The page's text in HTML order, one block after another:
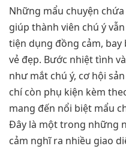
Những mẩu chuyện
giúp thành viên chú ý
tiện dụng đồng cảm,
vẻ đẹp. Bước nhiệt tình
như mắt chú ý, cơ hội
chí còn phụ kiện kèm
mang đến nổi biệt mẩu
Đây là một trong những
cảm nghĩ ra nhiều giao